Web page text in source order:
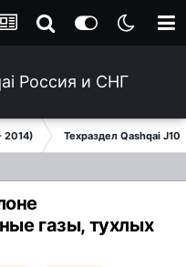
2014) Техраздел Qashqai J10
газы, тухлых